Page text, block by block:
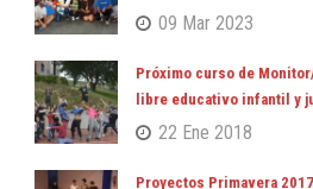
09 Mar 2023
Próximo curso de
libre educativo infantil y
22 Ene 2018
Proyectos Primavera 2017